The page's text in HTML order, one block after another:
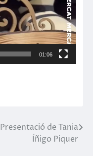
01:06
Presentació de Tania
Íñigo Piquer